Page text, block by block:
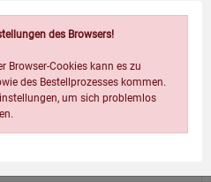
des Browsers!
Browser-Cookies kann es zu
des Bestellprozesses kommen.
um sich problemlos